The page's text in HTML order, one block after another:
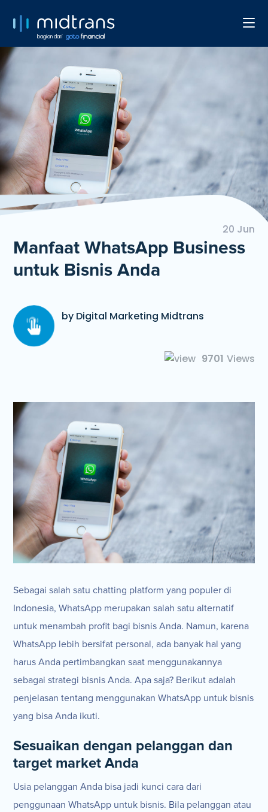
bagian dari
20 Jun
Manfaat WhatsApp Business
untuk Bisnis Anda
by Digital Marketing Midtrans
9701 Views
Sebagai salah satu chatting platform yang populer di
Indonesia, WhatsApp merupakan salah satu alternatif
untuk menambah profit bagi bisnis Anda. Namun, karena
WhatsApp lebih bersifat personal, ada banyak hal yang
harus Anda pertimbangkan saat menggunakannya
sebagai strategi bisnis Anda. Apa saja? Berikut adalah
penjelasan tentang menggunakan WhatsApp untuk bisnis
yang bisa Anda ikuti.
Sesuaikan dengan pelanggan dan
target market Anda
Usia pelanggan Anda bisa jadi kunci cara dari
penggunaan WhatsApp untuk bisnis. Bila pelanggan atau